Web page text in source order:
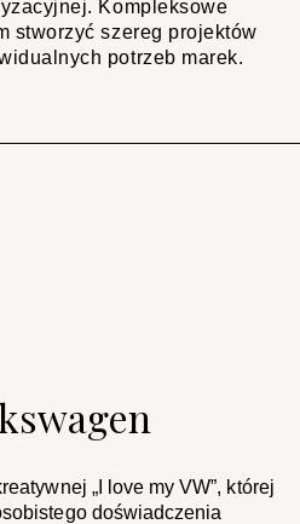
Kompleksowe
stworzyć szereg projektów
potrzeb marek.
„I love my VW”, której
doświadczenia